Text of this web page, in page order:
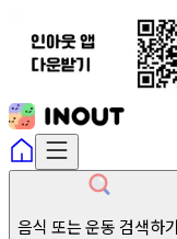
음식 또는 운동 검색하기